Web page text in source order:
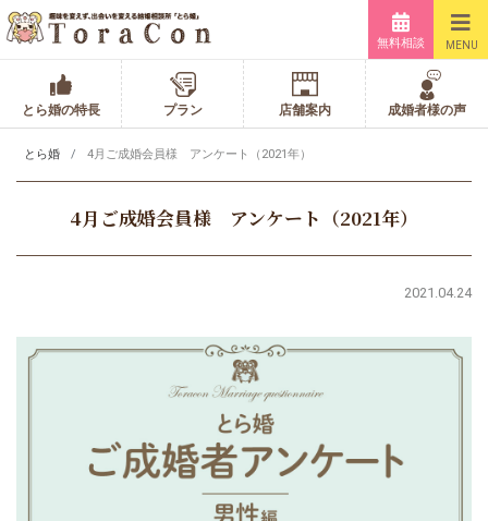
無料相談 MENU
とら婚の特長 プラン 店舗案内 成婚者様の声
とら婚 4月ご成婚会員様 アンケート（2021年）
4月ご成婚会員様 アンケート（2021年）
2021.04.24